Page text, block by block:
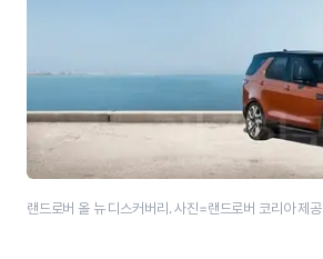
랜드로버 올 뉴 디스커버리. 사진=랜드로버 코리아 제공